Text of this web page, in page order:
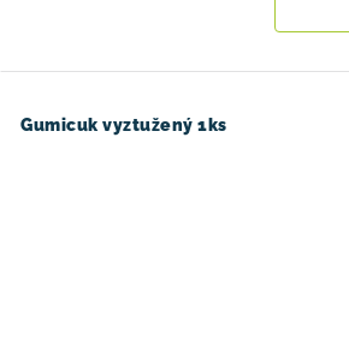
Gumicuk vyztužený 1ks